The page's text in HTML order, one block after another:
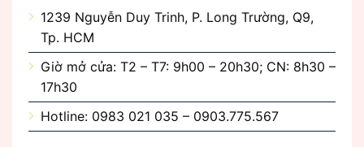
1239 Nguyễn Duy Trinh, P. Long Trường, Q9,
Tp. HCM
Giờ mở cửa: T2 – T7: 9h00 – 20h30; CN: 8h30 –
17h30
Hotline: 0983 021 035 – 0903.775.567